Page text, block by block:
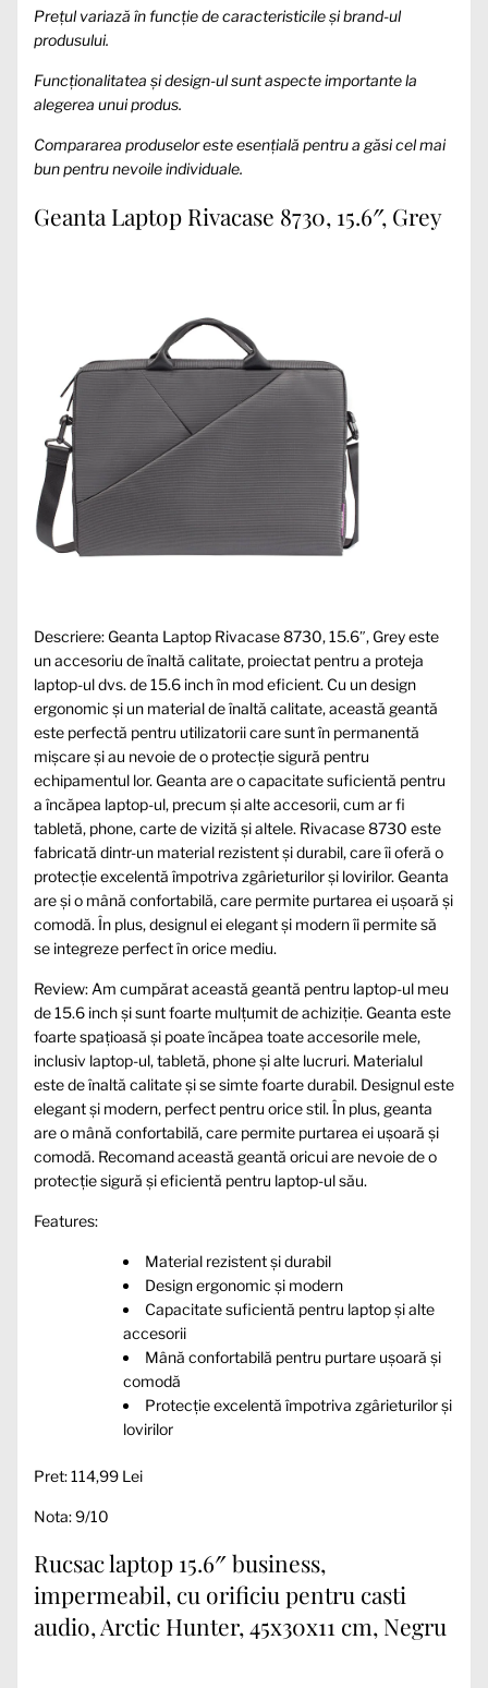
Prețul variază în funcție de caracteristicile și brand-ul
produsului.
Funcționalitatea și design-ul sunt aspecte importante la
alegerea unui produs.
Compararea produselor este esențială pentru a găsi cel mai
bun pentru nevoile individuale.
Geanta Laptop Rivacase 8730, 15.6″, Grey
Descriere: Geanta Laptop Rivacase 8730, 15.6″, Grey este
un accesoriu de înaltă calitate, proiectat pentru a proteja
laptop-ul dvs. de 15.6 inch în mod eficient. Cu un design
ergonomic și un material de înaltă calitate, această geantă
este perfectă pentru utilizatorii care sunt în permanentă
mișcare și au nevoie de o protecție sigură pentru
echipamentul lor. Geanta are o capacitate suficientă pentru
a încăpea laptop-ul, precum și alte accesorii, cum ar fi
tabletă, phone, carte de vizită și altele. Rivacase 8730 este
fabricată dintr-un material rezistent și durabil, care îi oferă o
protecție excelentă împotriva zgârieturilor și lovirilor. Geanta
are și o mână confortabilă, care permite purtarea ei ușoară și
comodă. În plus, designul ei elegant și modern îi permite să
se integreze perfect în orice mediu.
Review: Am cumpărat această geantă pentru laptop-ul meu
de 15.6 inch și sunt foarte mulțumit de achiziție. Geanta este
foarte spațioasă și poate încăpea toate accesorile mele,
inclusiv laptop-ul, tabletă, phone și alte lucruri. Materialul
este de înaltă calitate și se simte foarte durabil. Designul este
elegant și modern, perfect pentru orice stil. În plus, geanta
are o mână confortabilă, care permite purtarea ei ușoară și
comodă. Recomand această geantă oricui are nevoie de o
protecție sigură și eficientă pentru laptop-ul său.
Features:
Material rezistent și durabil
Design ergonomic și modern
Capacitate suficientă pentru laptop și alte
accesorii
Mână confortabilă pentru purtare ușoară și
comodă
Protecție excelentă împotriva zgârieturilor și
lovirilor
Pret: 114,99 Lei
Nota: 9/10
Rucsac laptop 15.6″ business,
impermeabil, cu orificiu pentru casti
audio, Arctic Hunter, 45x30x11 cm, Negru